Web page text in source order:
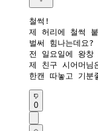
철썩!
제 허리에 철썩
벌써 힘나는데요?
전 일요일에 왕창
제 친구 시어머님
한캔 따놓고 기분
0